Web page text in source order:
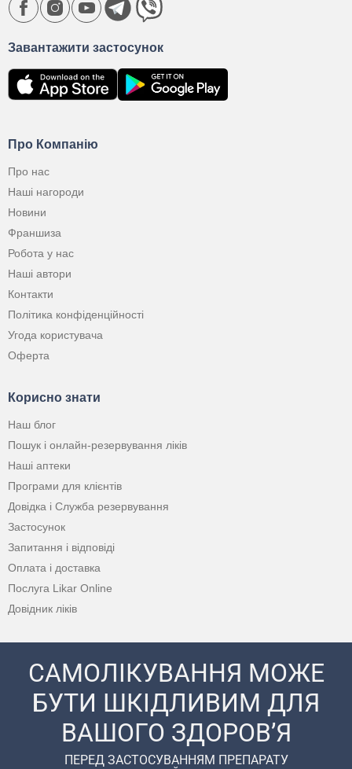
Про Компанію
Про нас
Наші нагороди
Новини
Франшиза
Робота у нас
Наші автори
Контакти
Політика конфіденційності
Угода користувача
Оферта
Корисно знати
Наш блог
Пошук і онлайн-резервування ліків
Наші аптеки
Програми для клієнтів
Довідка і Служба резервування
Застосунок
Запитання і відповіді
Оплата і доставка
Послуга Likar Online
Довідник ліків
Завантажити застосунок
САМОЛІКУВАННЯ МОЖЕ
БУТИ ШКІДЛИВИМ ДЛЯ
ВАШОГО ЗДОРОВ’Я
ПЕРЕД ЗАСТОСУВАННЯМ ПРЕПАРАТУ